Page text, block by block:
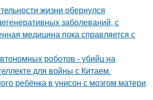
жизни обернулся
заболеваний, с
медицина пока справляется с
роботов - убийц на
для войны с Китаем.
ребёнка в унисон с мозгом матери